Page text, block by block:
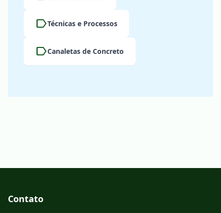
labelTécnicas e Processos
labelCanaletas de Concreto
Contato